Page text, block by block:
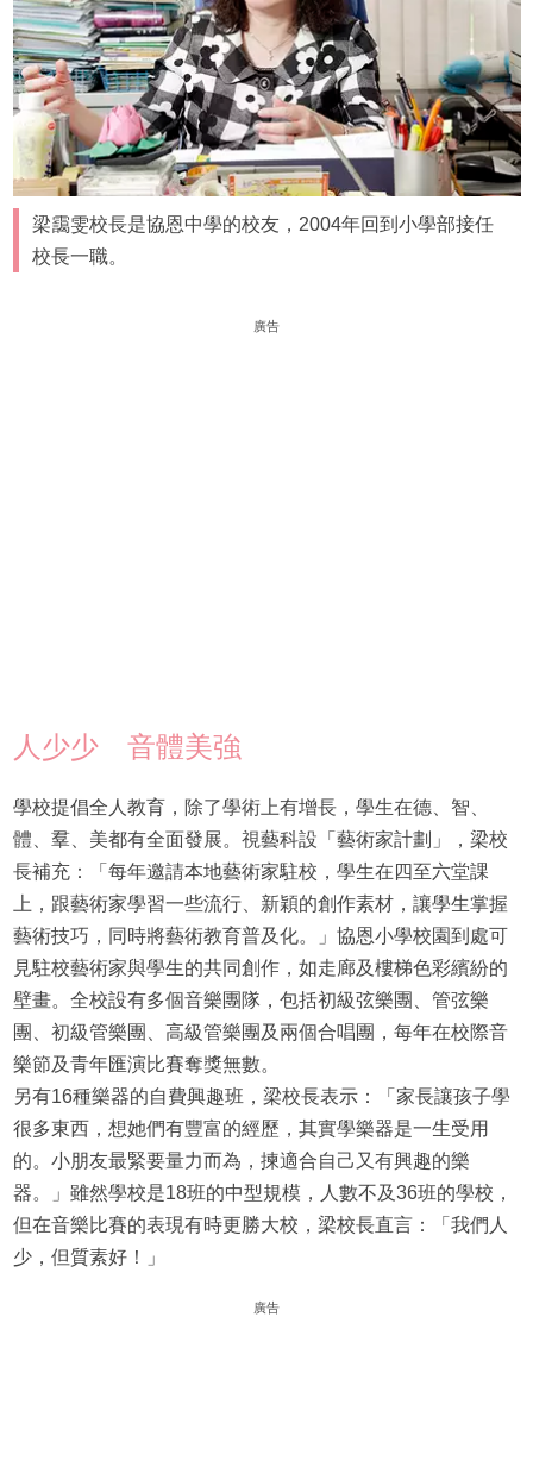
梁靄雯校長是協恩中學的校友，2004年回到小學部接任
校長一職。
廣告
人少少 音體美強
學校提倡全人教育，除了學術上有增長，學生在德、智、
體、羣、美都有全面發展。視藝科設「藝術家計劃」，梁校
長補充：「每年邀請本地藝術家駐校，學生在四至六堂課
上，跟藝術家學習一些流行、新穎的創作素材，讓學生掌握
藝術技巧，同時將藝術教育普及化。」協恩小學校園到處可
見駐校藝術家與學生的共同創作，如走廊及樓梯色彩繽紛的
壁畫。全校設有多個音樂團隊，包括初級弦樂團、管弦樂
團、初級管樂團、高級管樂團及兩個合唱團，每年在校際音
樂節及青年匯演比賽奪獎無數。
另有16種樂器的自費興趣班，梁校長表示：「家長讓孩子學
很多東西，想她們有豐富的經歷，其實學樂器是一生受用
的。小朋友最緊要量力而為，揀適合自己又有興趣的樂
器。」雖然學校是18班的中型規模，人數不及36班的學校，
但在音樂比賽的表現有時更勝大校，梁校長直言：「我們人
少，但質素好！」
廣告